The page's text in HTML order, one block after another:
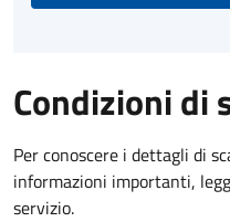
Condizioni di
Per conoscere i dettagli di
informazioni importanti,
servizio.